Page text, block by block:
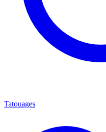
Tatouages